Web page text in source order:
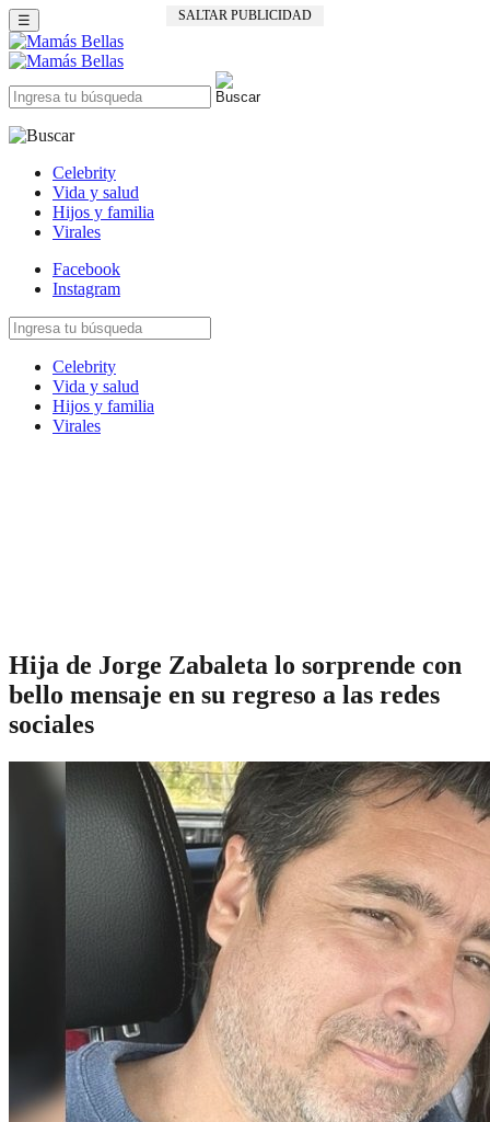
SALTAR PUBLICIDAD
☰
Celebrity
Vida y salud
Hijos y familia
Virales
Facebook
Instagram
Celebrity
Vida y salud
Hijos y familia
Virales
Hija de Jorge Zabaleta lo sorprende con
bello mensaje en su regreso a las redes
sociales